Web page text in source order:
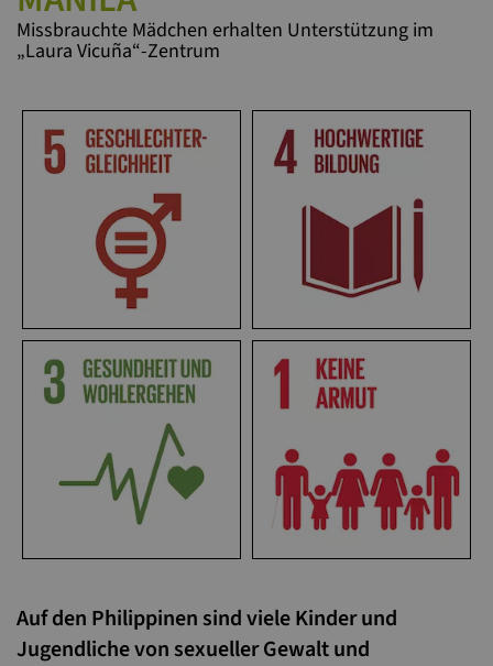
Missbrauchte Mädchen erhalten Unterstützung im
„Laura Vicuña“-Zentrum
Auf den Philippinen sind viele Kinder und
Jugendliche von sexueller Gewalt und